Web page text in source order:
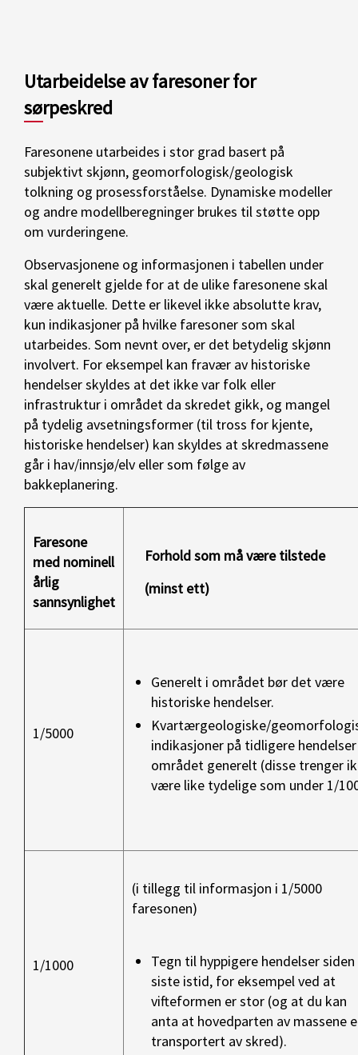
Utarbeidelse av faresoner for
sørpeskred
Faresonene utarbeides i stor grad basert på
subjektivt skjønn, geomorfologisk/geologisk
tolkning og prosessforståelse. Dynamiske modeller
og andre modellberegninger brukes til støtte opp
om vurderingene.
Observasjonene og informasjonen i tabellen under
skal generelt gjelde for at de ulike faresonene skal
være aktuelle. Dette er likevel ikke absolutte krav,
kun indikasjoner på hvilke faresoner som skal
utarbeides. Som nevnt over, er det betydelig skjønn
involvert. For eksempel kan fravær av historiske
hendelser skyldes at det ikke var folk eller
infrastruktur i området da skredet gikk, og mangel
på tydelig avsetningsformer (til tross for kjente,
historiske hendelser) kan skyldes at skredmassene
går i hav/innsjø/elv eller som følge av
bakkeplanering.
Faresone
med nominell
årlig
sannsynlighet
Forhold som må være tilstede
(minst ett)
1/5000
Generelt i området bør det være
historiske hendelser.
Kvartærgeologiske/
indikasjoner på tidligere
området generelt (disse trenger
være like tydelige som under 1/
1/1000
(i tillegg til informasjon i 1/5000
faresonen)
Tegn til hyppigere hendelser siden
siste istid, for eksempel ved at
vifteformen er stor (og at du kan
anta at hovedparten av massene
transportert av skred).